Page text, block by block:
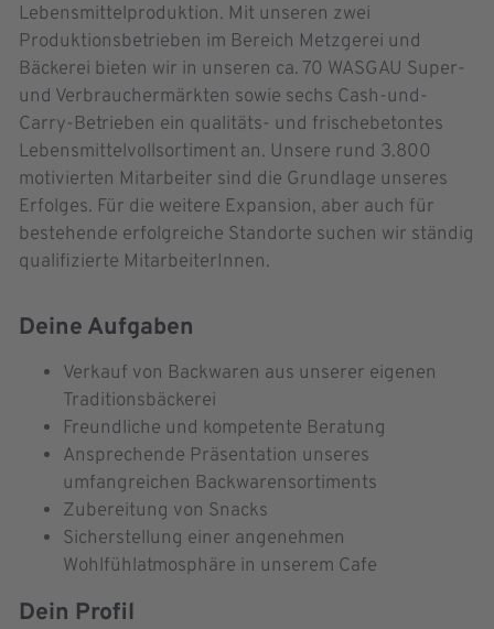
Lebensmittelproduktion. Mit unseren zwei
Produktionsbetrieben im Bereich Metzgerei und
Bäckerei bieten wir in unseren ca. 70 WASGAU Super-
und Verbrauchermärkten sowie sechs Cash-und-
Carry-Betrieben ein qualitäts- und frischebetontes
Lebensmittelvollsortiment an. Unsere rund 3.800
motivierten Mitarbeiter sind die Grundlage unseres
Erfolges. Für die weitere Expansion, aber auch für
bestehende erfolgreiche Standorte suchen wir ständig
qualifizierte MitarbeiterInnen.
Deine Aufgaben
Verkauf von Backwaren aus unserer eigenen
Traditionsbäckerei
Freundliche und kompetente Beratung
Ansprechende Präsentation unseres
umfangreichen Backwarensortiments
Zubereitung von Snacks
Sicherstellung einer angenehmen
Wohlfühlatmosphäre in unserem Cafe
Dein Profil